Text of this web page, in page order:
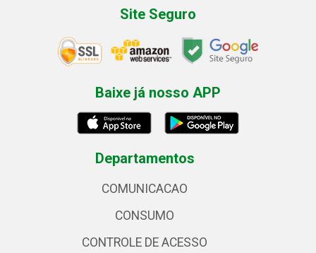
Site Seguro
Baixe já nosso APP
Departamentos
COMUNICACAO
CONSUMO
CONTROLE DE ACESSO